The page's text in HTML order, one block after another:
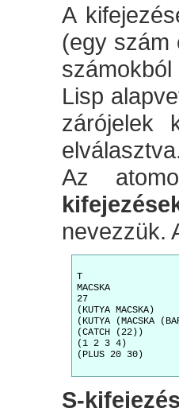
A
(egy szám
Lisp
zárójelek
Az
nevezzük.
T
MACSKA
27
(KUTYA MACSKA)
(KUTYA (MACSKA
(CATCH (22))
(1 2 3 4)
(PLUS 20 30)
S-